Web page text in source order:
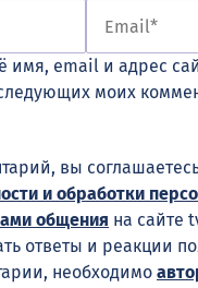
имя, email и адрес
моих
вы
и обработки
общения на сайте
ответы и реакции
необходимо